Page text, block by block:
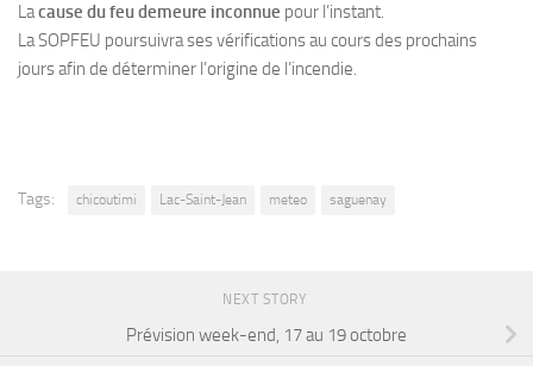
Lacause du feu demeure inconnue pour l’instant.
La SOPFEU poursuivra ses vérifications au cours des prochains
jours afin de déterminer l’origine de l’incendie.
Tags: chicoutimi Lac-Saint-Jean meteo saguenay
NEXT STORY
Prévision week-end, 17 au 19 octobre